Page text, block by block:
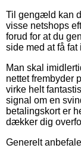
Til gengæld kan
visse netshops
forud for at du
side med at få
Man skal
nettet frembyder
virke helt
signal om en
betalingskort er
dækker dig
Generelt